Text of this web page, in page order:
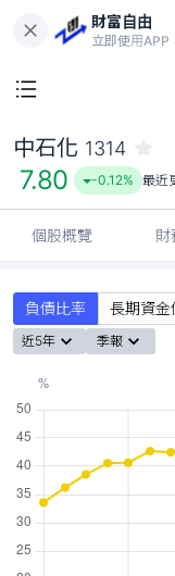
財富自由
立即使用APP
中石化 1314
7.80 -0.12% 最近
個股概覽 財
負債比率 長期資金
近5年 季報